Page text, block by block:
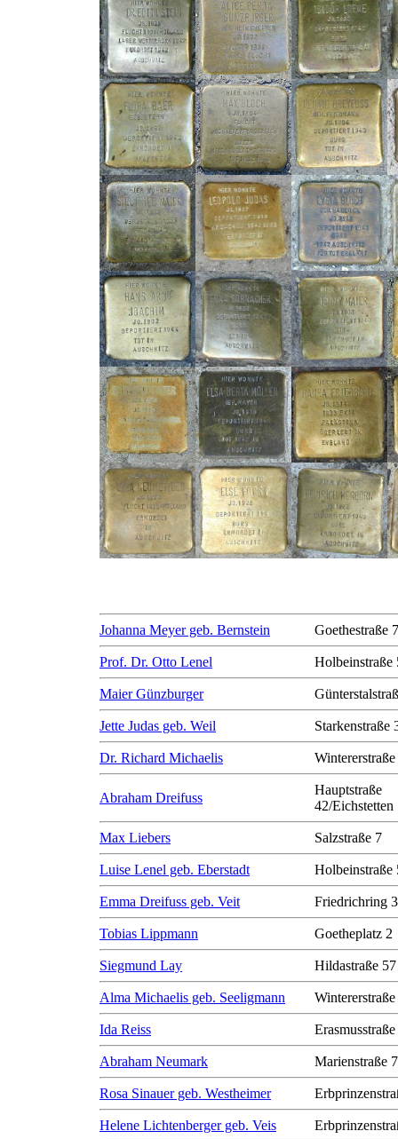
Johanna Meyer geb. Bernstein Goethestraße
Prof. Dr. Otto Lenel Holbeinstraße
Maier Günzburger
Jette Judas geb. Weil Starkenstraße
Dr. Richard Michaelis
Abraham Dreifuss
Hauptstraße
42/Eichstetten
Max Liebers Salzstraße 7
Luise Lenel geb. Eberstadt Holbeinstraße
Emma Dreifuss geb. Veit Friedrichring
Tobias Lippmann Goetheplatz 2
Siegmund Lay Hildastraße 57
Alma Michaelis geb. Seeligmann
Ida Reiss
Abraham Neumark Marienstraße 7
Rosa Sinauer geb. Westheimer
Helene Lichtenberger geb. Veis